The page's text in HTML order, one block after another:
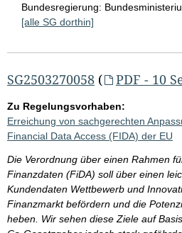
Bundesregierung:
[alle SG dorthin]
SG2503270058 ( PDF - 10
Zu Regelungsvorhaben:
Erreichung von sachgerechten
Financial Data Access (FIDA) der EU
Die Verordnung über einen Rahmen
Finanzdaten (FiDA) soll über einen
Kundendaten Wettbewerb und
Finanzmarkt befördern und die
heben. Wir sehen diese Ziele auf